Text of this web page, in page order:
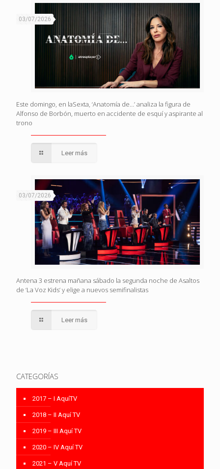
03/07/2026
Este domingo, en laSexta, ‘Anatomía de…’ analiza la figura de
Alfonso de Borbón, muerto en accidente de esquí y aspirante al
trono
Leer más
03/07/2026
Antena 3 estrena mañana sábado la segunda noche de Asaltos
de ‘La Voz Kids’ y elige a nuevos semifinalistas
Leer más
CATEGORÍAS
2017 – I AquíTV
2018 – II Aquí TV
2019 – III Aquí TV
2020 – IV Aquí TV
2021 – V Aquí TV